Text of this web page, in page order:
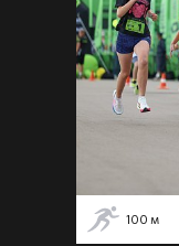
100 м